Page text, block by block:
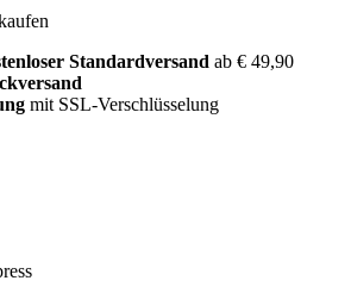
Standardversand ab € 49,90
mit SSL-Verschlüsselung